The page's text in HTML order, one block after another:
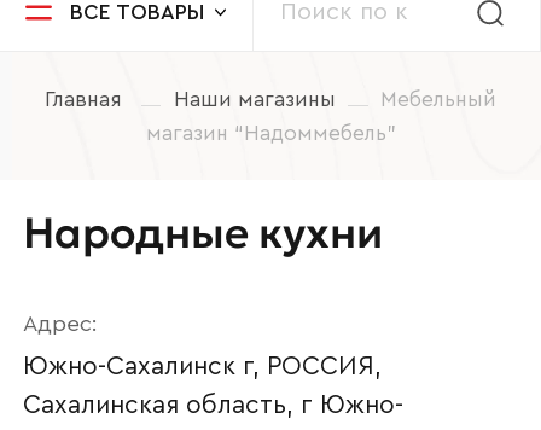
ВСЕ ТОВАРЫ
Главная Наши магазины
Мебельный
магазин “Надоммебель”
Народные кухни
Адрес:
Южно-Сахалинск г, РОССИЯ,
Сахалинская область, г Южно-